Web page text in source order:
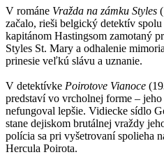
V románe Vražda na zámku Styles
začalo, rieši belgický detektív
kapitánom Hastingsom zamotaný
Styles St. Mary a odhalenie
prinesie veľkú slávu a uznanie.
V detektívke Poirotove Vianoce
predstaví vo vrcholnej forme –
nefungoval lepšie. Vidiecke sídlo
stane dejiskom brutálnej vraždy
polícia sa pri vyšetrovaní spolieha
Hercula Poirota.